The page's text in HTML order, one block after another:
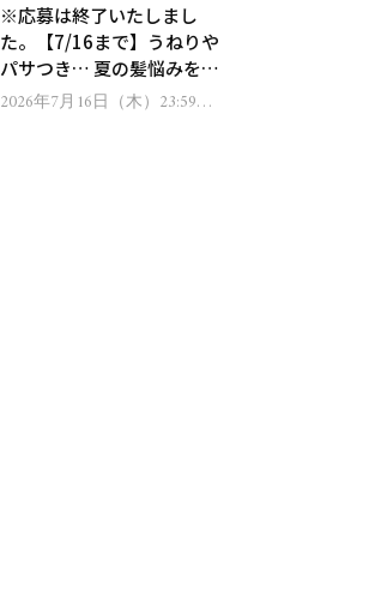
ゼント！
※応募は終了いたしまし
た。【7/16まで】うねりや
パサつき… 夏の髪悩みを解
消するヘアケアアイテムを
2026年7月16日（木）23:59ま